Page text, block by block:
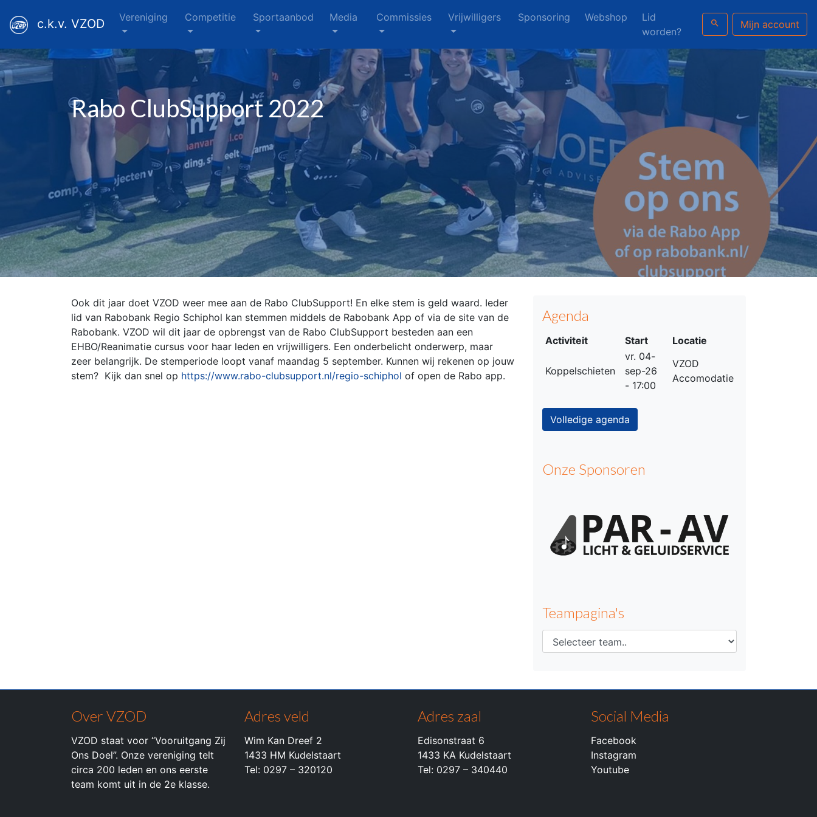
c.k.v. VZOD Vereniging Competitie Sportaanbod Media Commissies Vrijwilligers Sponsoring Webshop
Lid
worden?
search Mijn account
Rabo ClubSupport 2022
Ook dit jaar doet VZOD weer mee aan de Rabo ClubSupport! En elke stem is geld waard. Ieder
lid van Rabobank Regio Schiphol kan stemmen middels de Rabobank App of via de site van de
Rabobank. VZOD wil dit jaar de opbrengst van de Rabo ClubSupport besteden aan een
EHBO/Reanimatie cursus voor haar leden en vrijwilligers. Een onderbelicht onderwerp, maar
zeer belangrijk. De stemperiode loopt vanaf maandag 5 september. Kunnen wij rekenen op jouw
stem? Kijk dan snel op https://www.rabo-clubsupport.nl/regio-schiphol of open de Rabo app.
Agenda
Activiteit Start Locatie
Koppelschieten
vr. 04-
sep-26
- 17:00
VZOD
Accomodatie
Volledige agenda
Onze Sponsoren
Teampagina's
Over VZOD
VZOD staat voor “Vooruitgang Zij
Ons Doel”. Onze vereniging telt
circa 200 leden en ons eerste
team komt uit in de 2e klasse.
Adres veld
Wim Kan Dreef 2
1433 HM Kudelstaart
Tel: 0297 – 320120
Adres zaal
Edisonstraat 6
1433 KA Kudelstaart
Tel: 0297 – 340440
Social Media
Facebook
Instagram
Youtube